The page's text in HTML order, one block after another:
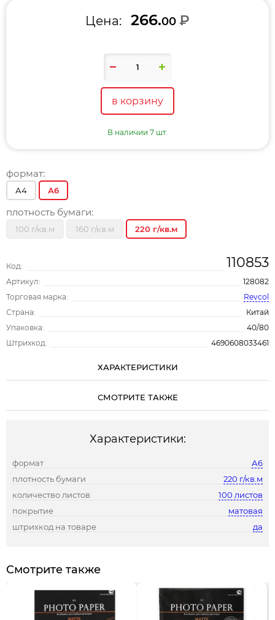
формат:
А4 А6
плотность бумаги:
100 г/кв.м 160 г/кв.м 220 г/кв.м
Код: 110853
Артикул:
128082
Торговая марка:
Revcol
Страна:
Китай
Упаковка:
40/80
Штрихкод:
4690608033461
Цена: 266.00 ₽
в корзину
В наличии 7 шт.
ХАРАКТЕРИСТИКИ
СМОТРИТЕ ТАКЖЕ
Характеристики:
формат
А6
плотность бумаги
220 г/кв.м
количество листов
100 листов
покрытие
матовая
штрихкод на товаре
да
Смотрите также